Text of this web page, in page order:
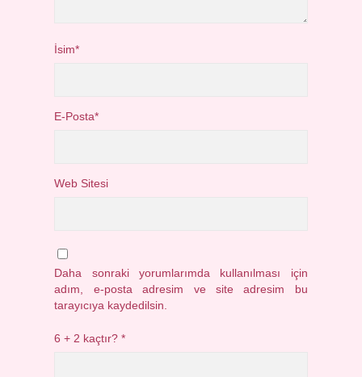
İsim*
E-Posta*
Web Sitesi
Daha sonraki yorumlarımda kullanılması için
adım, e-posta adresim ve site adresim bu
tarayıcıya kaydedilsin.
6 + 2 kaçtır?*